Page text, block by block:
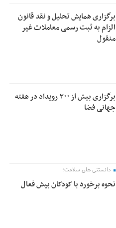
برگزاری همایش تحلیل و نقد قانون
الزام به ثبت رسمی معاملات غیر
منقول
برگزاری بیش از ۳۰۰ رویداد در هفته
جهانی فضا
دانستنی های سلامت؛
نحوه برخورد با کودکان بیش فعال